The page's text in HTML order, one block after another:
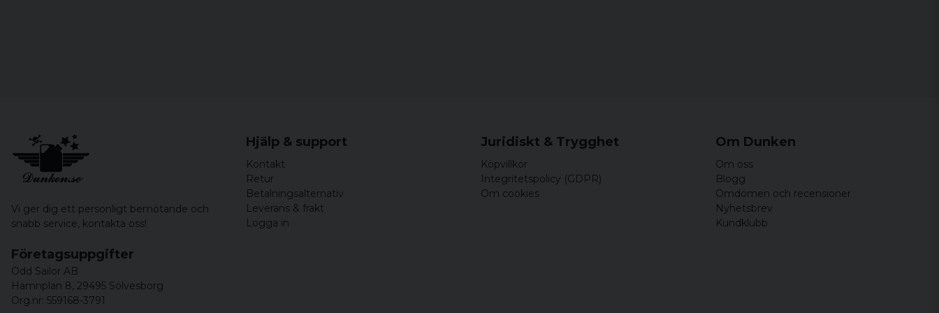
Måtten är ca mått och kan skilja 1-2 cm från angivna mått.
Vi ger dig ett personligt bemötande och
snabb service, kontakta oss!
Hjälp & support
Kontakt
Retur
Betalningsalternativ
Leverans & frakt
Logga in
Juridiskt & Trygghet
Köpvillkor
Integritetspolicy (GDPR)
Om cookies
Om Dunken
Om oss
Blogg
Omdömen och recensioner
Nyhetsbrev
Kundklubb
Företagsuppgifter
Odd Sailor AB
Hamnplan 8, 29495 Sölvesborg
Org.nr: 559168-3791